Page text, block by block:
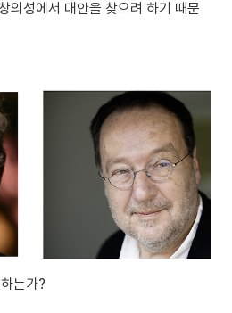
의성에서 대안을 찾으려 하기 때문
는가?